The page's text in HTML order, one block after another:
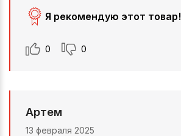
Я рекомендую этот товар!
0 0
Артем
13 февраля 2025